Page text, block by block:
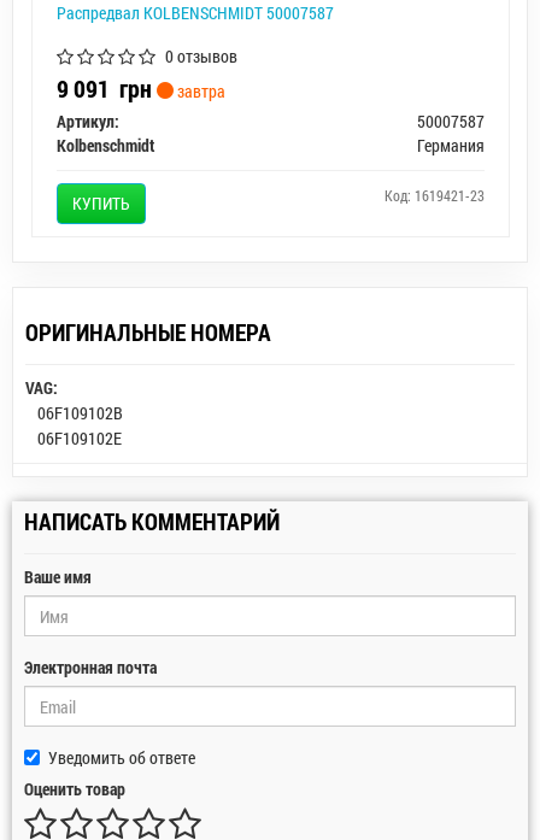
Распредвал KOLBENSCHMIDT 50007587
0 отзывов
9 091 грн
завтра
Артикул:
50007587
Kolbenschmidt
Германия
КУПИТЬ Код: 1619421-23
ОРИГИНАЛЬНЫЕ НОМЕРА
VAG:
06F109102B
06F109102E
НАПИСАТЬ КОММЕНТАРИЙ
Ваше имя
Электронная почта
Уведомить об ответе
Оценить товар